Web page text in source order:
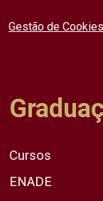
Gestão de Cookies
Cursos
ENADE